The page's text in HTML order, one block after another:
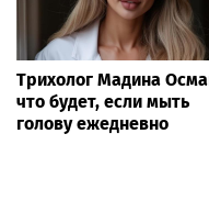
Трихолог Мадина
что будет, если мыть
голову ежедневно